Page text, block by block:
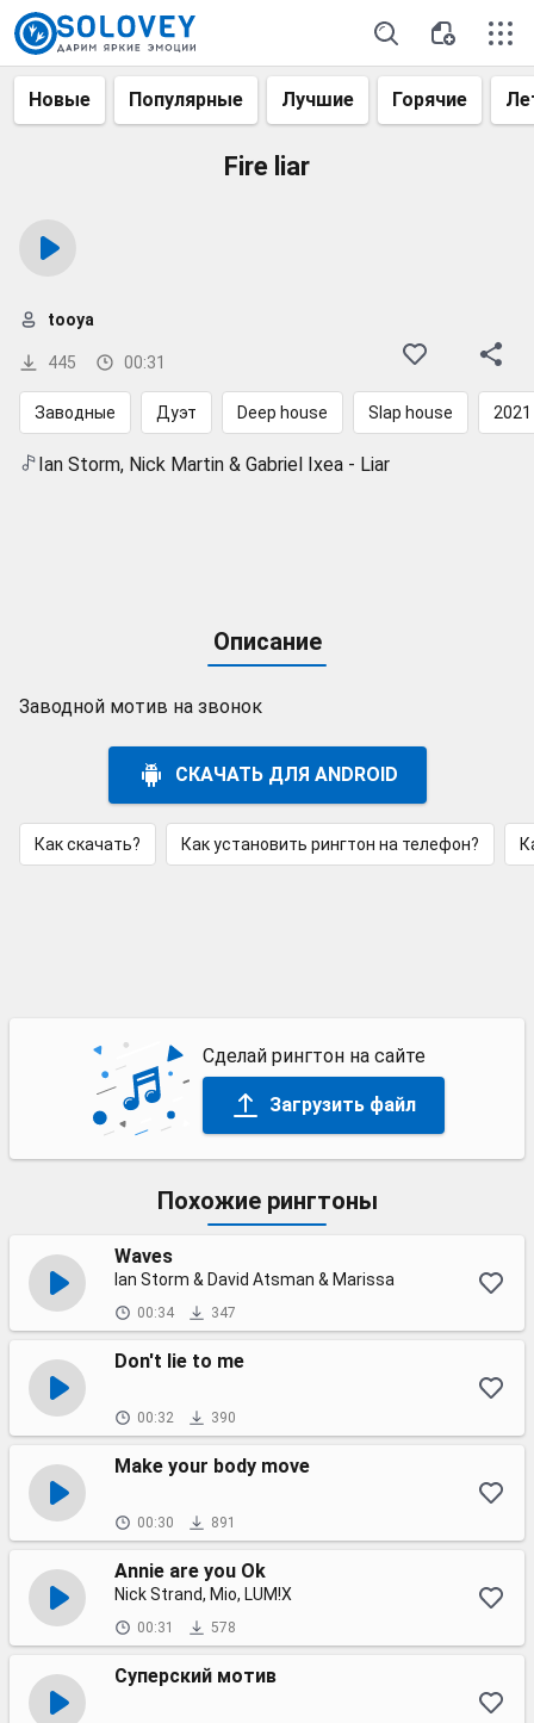
Новые Популярные Лучшие Горячие
Fire liar
445 00:31
tooya
Заводные Дуэт Deep house Slap house 2021
Ian Storm, Nick Martin & Gabriel Ixea - Liar
Описание
Заводной мотив на звонок
СКАЧАТЬ ДЛЯ ANDROID
Как скачать? Как установить рингтон на телефон?
Сделай рингтон на сайте
Загрузить файл
Похожие рингтоны
Waves
Ian Storm & David Atsman & Marissa
00:34 347
Don't lie to me
00:32 390
Make your body move
00:30 891
Annie are you Ok
Nick Strand, Mio, LUM!X
00:31 578
Суперский мотив